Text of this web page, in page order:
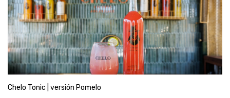
Chelo Tonic | versión Pomelo